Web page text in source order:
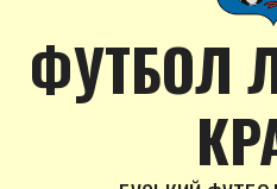
ФУТБОЛ